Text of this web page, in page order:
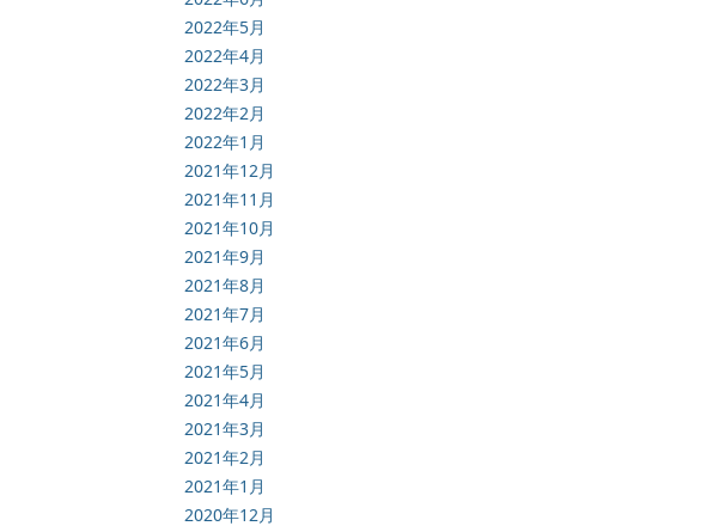
2022年5月
2022年4月
2022年3月
2022年2月
2022年1月
2021年12月
2021年11月
2021年10月
2021年9月
2021年8月
2021年7月
2021年6月
2021年5月
2021年4月
2021年3月
2021年2月
2021年1月
2020年12月